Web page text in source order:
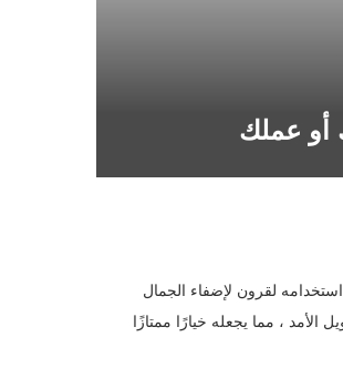
أو عملك
لقرون لإضفاء الجمال
الأمد ، مما يجعله خيارًا ممتازًا